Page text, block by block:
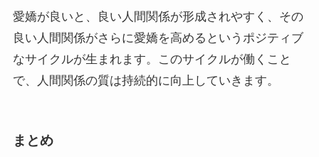
愛嬌が良いと、良い人間関係が形成されやすく、その
良い人間関係がさらに愛嬌を高めるというポジティブ
なサイクルが生まれます。このサイクルが働くこと
で、人間関係の質は持続的に向上していきます。
まとめ